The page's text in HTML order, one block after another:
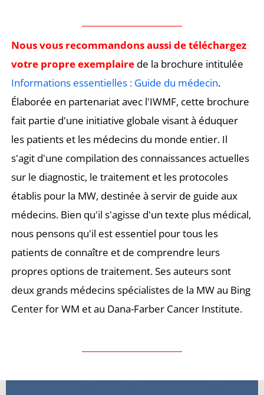
Nous vous recommandons aussi de téléchargez
votre propre exemplaire de la brochure intitulée
Informations essentielles : Guide du médecin.
Élaborée en partenariat avec l'IWMF, cette brochure
fait partie d'une initiative globale visant à éduquer
les patients et les médecins du monde entier. Il
s'agit d'une compilation des connaissances actuelles
sur le diagnostic, le traitement et les protocoles
établis pour la MW, destinée à servir de guide aux
médecins. Bien qu'il s'agisse d'un texte plus médical,
nous pensons qu'il est essentiel pour tous les
patients de connaître et de comprendre leurs
propres options de traitement. Ses auteurs sont
deux grands médecins spécialistes de la MW au Bing
Center for WM et au Dana-Farber Cancer Institute.